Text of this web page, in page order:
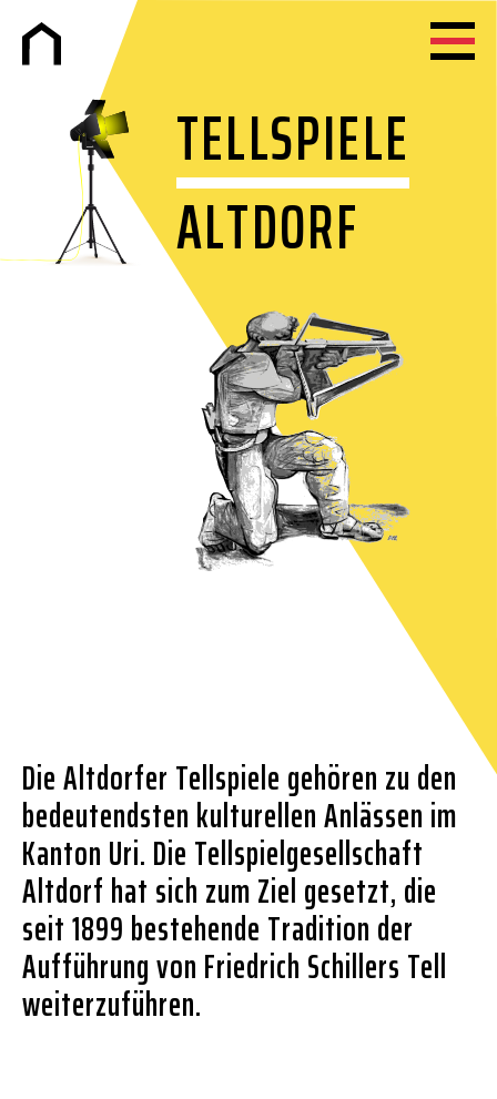
TELLSPIELE
ALTDORF
Die Altdorfer Tellspiele gehören zu den
bedeutendsten kulturellen Anlässen im
Kanton Uri. Die Tellspielgesellschaft
Altdorf hat sich zum Ziel gesetzt, die
seit 1899 bestehende Tradition der
Aufführung von Friedrich Schillers Tell
weiterzuführen.